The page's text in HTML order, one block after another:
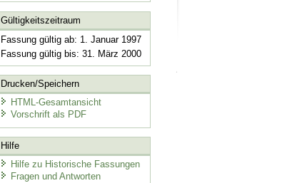
Gültigkeitszeitraum
Fassung gültig ab: 1. Januar 1997
Fassung gültig bis: 31. März 2000
Drucken/Speichern
HTML-Gesamtansicht
Vorschrift als PDF
Hilfe
Hilfe zu Historische Fassungen
Fragen und Antworten